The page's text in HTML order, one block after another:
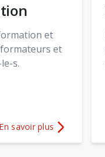
et
et
s.
Plus d'informations sur
En savoir plus